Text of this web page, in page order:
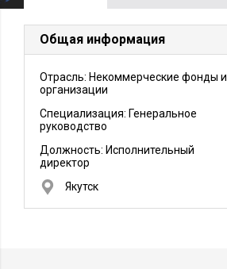
Общая информация
Отрасль: Некоммерческие фонды и
организации
Специализация: Генеральное
руководство
Должность: Исполнительный
директор
Якутск